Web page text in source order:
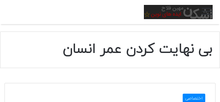
منو
بی نهایت کردن عمر انسان
اختصاصی